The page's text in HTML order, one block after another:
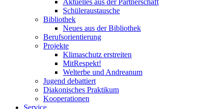
Aktuelles aus der Partnerschaft
Schüleraustausche
Bibliothek
Neues aus der Bibliothek
Berufsorientierung
Projekte
Klimaschutz erstreiten
MitRespekt!
Welterbe und Andreanum
Jugend debattiert
Diakonisches Praktikum
Kooperationen